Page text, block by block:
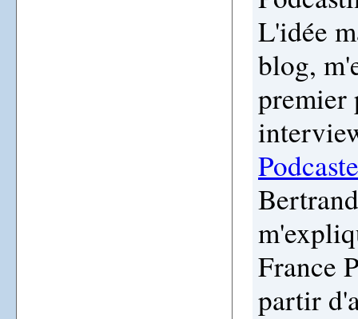
L'idée
blog,
premier
France
partir